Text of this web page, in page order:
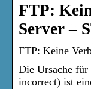
FTP:
Server –
FTP: Keine
Die Ursache
incorrect) ist